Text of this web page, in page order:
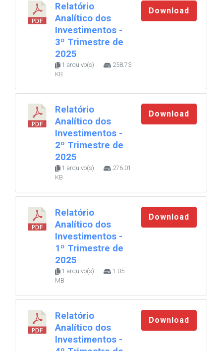
Relatório
Analítico dos
Investimentos -
3º Trimestre de
2025
1 arquivo(s)
258.73
KB
Download
Relatório
Analítico dos
Investimentos -
2º Trimestre de
2025
1 arquivo(s)
276.01
KB
Download
Relatório
Analítico dos
Investimentos -
1º Trimestre de
2025
1 arquivo(s)
1.05
MB
Download
Relatório
Analítico dos
Investimentos -
Download